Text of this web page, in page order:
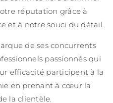
réputation grâce à
et à notre souci du détail.
de ses concurrents
passionnés qui
efficacité participent à la
en prenant à cœur la
la clientèle.